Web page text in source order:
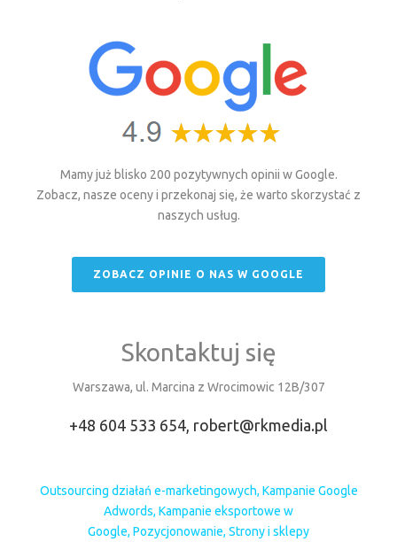
Mamy już blisko 200 pozytywnych opinii w Google.
Zobacz, nasze oceny i przekonaj się, że warto skorzystać z
naszych usług.
ZOBACZ OPINIE O NAS W GOOGLE
Skontaktuj się
Warszawa, ul. Marcina z Wrocimowic 12B/307
+48 604 533 654, robert@rkmedia.pl
Outsourcing działań e-marketingowych, Kampanie Google
Adwords, Kampanie eksportowe w
Google, Pozycjonowanie, Strony i sklepy